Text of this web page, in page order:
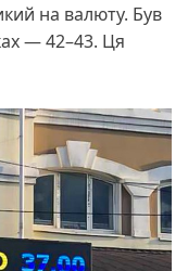
на валюту. Був
— 42–43. Ця